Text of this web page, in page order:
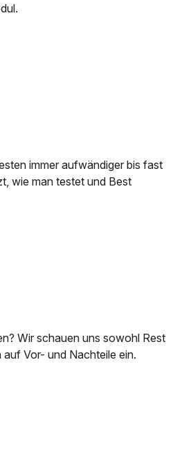
immer aufwändiger bis fast
wie man testet und Best
Wir schauen uns sowohl Rest
Vor- und Nachteile ein.